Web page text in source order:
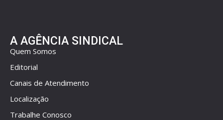
A AGÊNCIA SINDICAL
Quem Somos
Editorial
Canais de Atendimento
Localização
Trabalhe Conosco